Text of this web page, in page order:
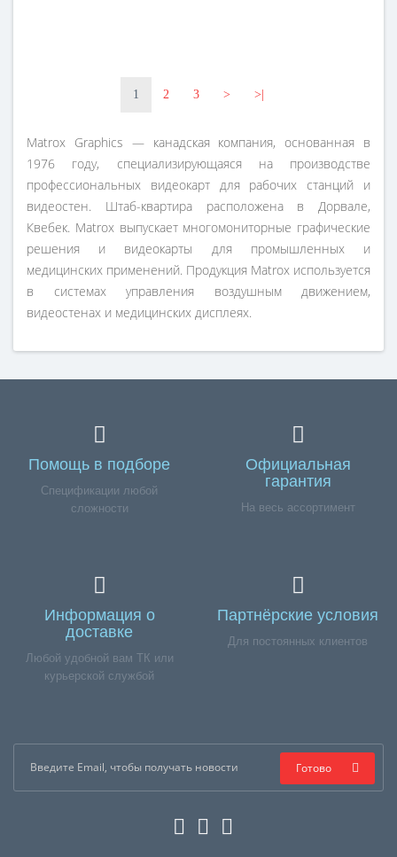
1 2 3 > >|
Matrox Graphics — канадская компания, основанная в
1976 году, специализирующаяся на производстве
профессиональных видеокарт для рабочих станций и
видеостен. Штаб-квартира расположена в Дорвале,
Квебек. Matrox выпускает многомониторные графические
решения и видеокарты для промышленных и
медицинских применений. Продукция Matrox используется
в системах управления воздушным движением,
видеостенах и медицинских дисплеях.
Помощь в подборе
Спецификации любой
сложности
Официальная
гарантия
На весь ассортимент
Информация о
доставке
Любой удобной вам ТК или
курьерской службой
Партнёрские условия
Для постоянных клиентов
Готово